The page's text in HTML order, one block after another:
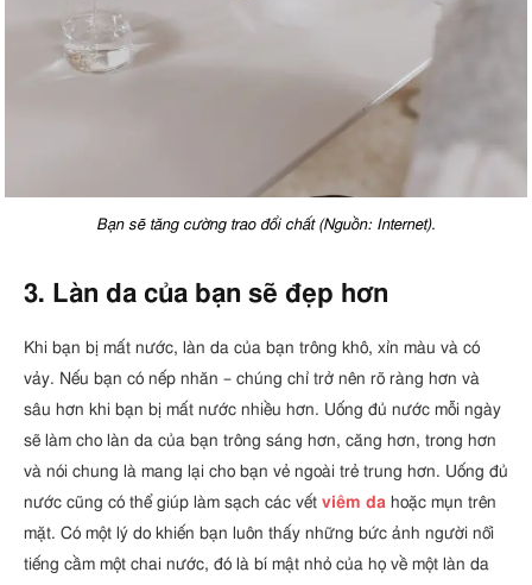
Bạn sẽ tăng cường trao đổi chất (Nguồn: Internet).
3. Làn da của bạn sẽ đẹp hơn
Khi bạn bị mất nước, làn da của bạn trông khô, xỉn màu và có
vảy. Nếu bạn có nếp nhăn – chúng chỉ trở nên rõ ràng hơn và
sâu hơn khi bạn bị mất nước nhiều hơn. Uống đủ nước mỗi ngày
sẽ làm cho làn da của bạn trông sáng hơn, căng hơn, trong hơn
và nói chung là mang lại cho bạn vẻ ngoài trẻ trung hơn. Uống đủ
nước cũng có thể giúp làm sạch các vết viêm da hoặc mụn trên
mặt. Có một lý do khiến bạn luôn thấy những bức ảnh người nổi
tiếng cầm một chai nước, đó là bí mật nhỏ của họ về một làn da